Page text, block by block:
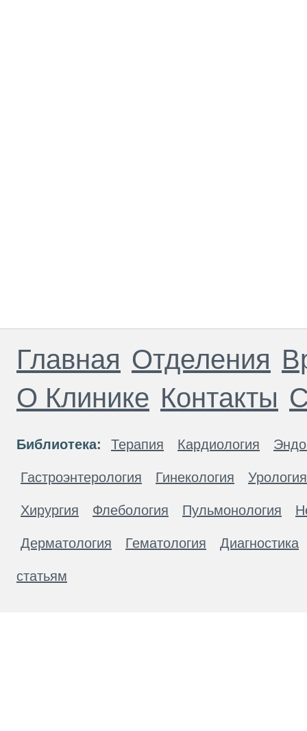
Главная Отделения
О Клинике Контакты
Библиотека: Терапия Кардиология
Гастроэнтерология Гинекология Урология
Хирургия Флебология Пульмонология
Дерматология Гематология Диагностика
статьям